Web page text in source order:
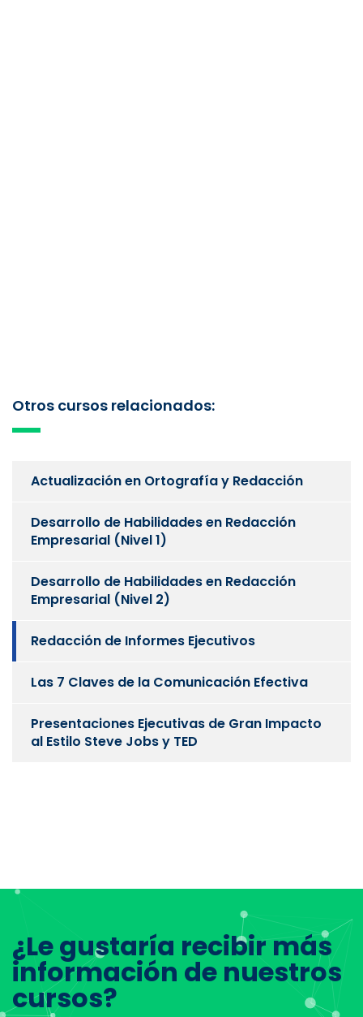
Otros cursos relacionados:
Actualización en Ortografía y Redacción
Desarrollo de Habilidades en Redacción
Empresarial (Nivel 1)
Desarrollo de Habilidades en Redacción
Empresarial (Nivel 2)
Redacción de Informes Ejecutivos
Las 7 Claves de la Comunicación Efectiva
Presentaciones Ejecutivas de Gran Impacto
al Estilo Steve Jobs y TED
¿Le gustaría recibir más
información de nuestros
cursos?